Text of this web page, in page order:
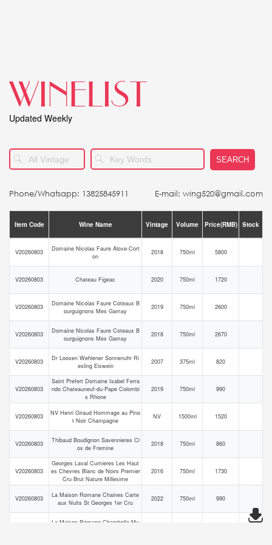
WINELIST
Updated Weekly
SEARCH
Phone/Whatsapp: 13825845911 E-mail: wing520@gmail.com
Item Code Wine Name Vintage Volume Price(RMB) Stock
V20260803
Domaine Nicolas Faure Aloxe-Cort
on
2018 750ml 5800
V20260803 Chateau Figeac 2020 750ml 1720
V20260803
Domaine Nicolas Faure Coteaux B
ourguignons Mes Gamay
2019 750ml 2600
V20260803
Domaine Nicolas Faure Coteaux B
ourguignons Mes Gamay
2018 750ml 2670
V20260803
Dr Loosen Wehlener Sonnenuhr Ri
esling Eiswein
2007 375ml 820
V20260803
Saint Prefert Domaine Isabel Ferra
ndo Chateauneuf-du-Pape Colombi
s Rhone
2019 750ml 990
V20260803
NV Henri Giraud Hommage au Pino
t Noir Champagne
NV 1500ml 1520
V20260803
Thibaud Boudignon Savennieres Cl
os de Fremine
2018 750ml 860
V20260803
Georges Laval Cumieres Les Haut
es Chevres Blanc de Noirs Premier
Cru Brut Nature Millesime
2016 750ml 1730
V20260803
La Maison Romane Chaines Carte
aux Nuits St Georges 1er Cru
2022 750ml 990
La Maison Romane Chambolle-Mu